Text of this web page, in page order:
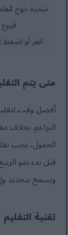
شجرة خوخ
انقر أو
متى يتم
أفضل وقت
البراعم. بخلاف
الخمول، يجب
قبل بدء نمو
ويسمح بتحديد
تقنية التقليم